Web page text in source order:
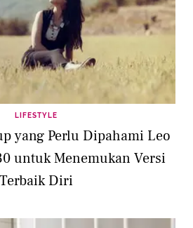
LIFESTYLE
yang Perlu Dipahami Leo
untuk Menemukan Versi
Terbaik Diri